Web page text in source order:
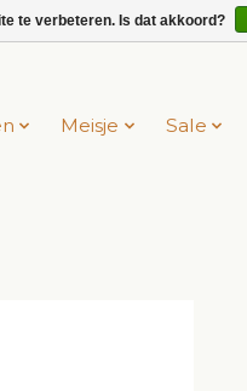
Meisje Sale
te verbeteren. Is dat akkoord?